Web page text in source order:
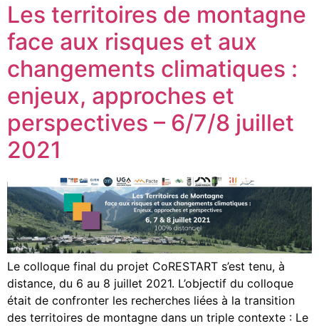
Les territoires de montagne
face aux risques et aux
changements climatiques :
enjeux, approches et
perspectives – 6/7/8 juillet
2021
Le colloque final du projet CoRESTART s’est tenu, à
distance, du 6 au 8 juillet 2021. L’objectif du colloque
était de confronter les recherches liées à la transition
des territoires de montagne dans un triple contexte : Le